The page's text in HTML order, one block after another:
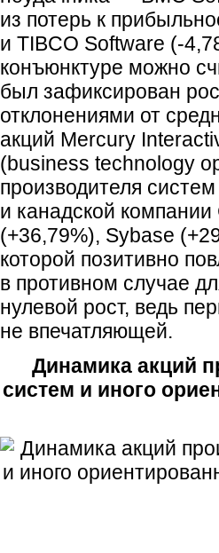
из потерь к
и TIBCO Software (-
конъюнктуре можно
был зафиксирован
отклонениями от
акций Mercury
(business technology
производителя
и канадской
(+36,79%), Sybase
которой позитивно
в противном случае
нулевой рост, ведь
не впечатляющей.
Динамика акций
систем и иного